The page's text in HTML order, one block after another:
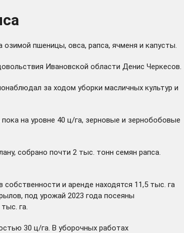
пшеницы, овса, рапса, ячменя и капусты.
Ивановской области Денис Черкесов.
за ходом уборки масличных культур и
на уровне 40 ц/га, зерновые и зернобобовые
собрано почти 2 тыс. тонн семян рапса.
собственности и аренде находятся 11,5 тыс. га
под урожай 2023 года посеяны
га.
30 ц/га. В уборочных работах